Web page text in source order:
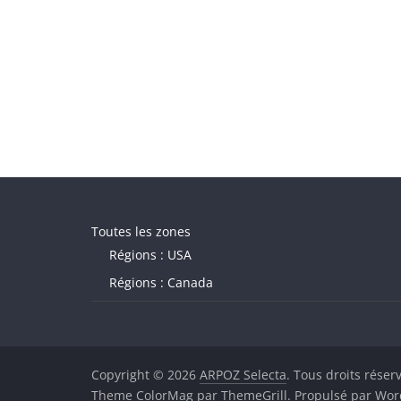
Toutes les zones
Régions : USA
Régions : Canada
Copyright © 2026 ARPOZ Selecta. Tous droits
Theme ColorMag par ThemeGrill. Propulsé par